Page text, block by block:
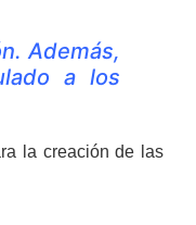
Además,
a los
la creación de las